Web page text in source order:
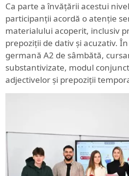
Ca parte a învățării acestui
participanții acordă o atenție
materialului acoperit, inclusiv
prepoziții de dativ și acuzativ.
germană A2 de sâmbătă,
substantivizate, modul
adjectivelor și prepoziții